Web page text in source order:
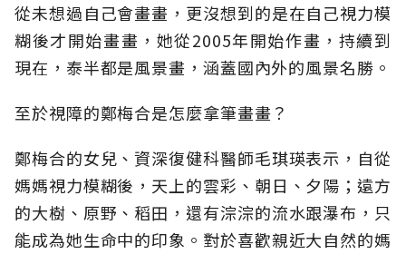
從未想過自己會畫畫，更沒想到的是在自己視力模
糊後才開始畫畫，她從2005年開始作畫，持續到
現在，泰半都是風景畫，涵蓋國內外的風景名勝。
至於視障的鄭梅合是怎麼拿筆畫畫？
鄭梅合的女兒、資深復健科醫師毛琪瑛表示，自從
媽媽視力模糊後，天上的雲彩、朝日、夕陽；遠方
的大樹、原野、稻田，還有淙淙的流水跟瀑布，只
能成為她生命中的印象。對於喜歡親近大自然的媽